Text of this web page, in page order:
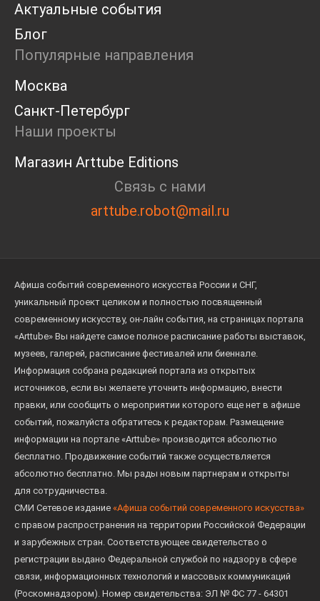
Open call
Экскурсия
Дискуссия
Cosmoscow 2024
Blazar 2024
Встречи
Круглый стол
Актуальные события
Блог
Популярные направления
Москва
Санкт-Петербург
Наши проекты
Магазин Arttube Editions
Связь с нами
arttube.robot@mail.ru
Афиша событий современного искусства России и СНГ,
уникальный проект целиком и полностью посвященный
современному искусству, он-лайн события, на страницах портала
«Arttube» Вы найдете самое полное расписание работы выставок,
музеев, галерей, расписание фестивалей или биеннале.
Информация собрана редакцией портала из открытых
источников, если вы желаете уточнить информацию, внести
правки, или сообщить о мероприятии которого еще нет в афише
событий, пожалуйста обратитесь к редакторам. Размещение
информации на портале «Arttube» производится абсолютно
бесплатно. Продвижение событий также осуществляется
абсолютно бесплатно. Мы рады новым партнерам и открыты
для сотрудничества.
СМИ Сетевое издание «Афиша событий современного искусства»
с правом распространения на территории Российской Федерации
и зарубежных стран. Соответствующее свидетельство о
регистрации выдано Федеральной службой по надзору в сфере
связи, информационных технологий и массовых коммуникаций
(Роскомнадзором). Номер свидетельства: ЭЛ № ФС 77 - 64301